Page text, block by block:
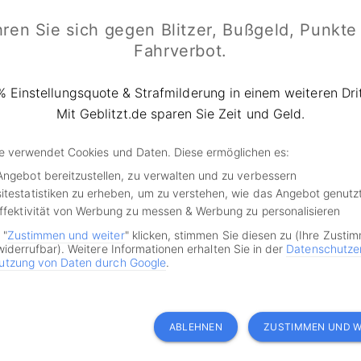
zu entlasten als Besserverdiener. Die Gruppe der
würde demnach 30 Prozent der CO2-Mehrkosten
Geringverdiener würden hingegen nur 10 bis 17 Prozent
Der Grund sieht die Studie in der Pendlerpauschale.
würde aufgrund des höheren Grenzsteuersatzes
Klaus Müller fort die Politik auf darauf zu reagieren.
Personennahverkehrs sowie ein
Studie im Auftrag des vzbv
Sie sich gegen Blitzer, Bußgeld, Punkte
Fahrverbot.
Einstellungsquote & Strafmilderung in einem weiteren
Mit Geblitzt.de sparen Sie Zeit und Geld.
verwendet Cookies und Daten. Diese ermöglichen es:
bereitzustellen, zu verwalten und zu verbessern
zu erheben, um zu verstehen, wie das Angebot
von Werbung zu messen & Werbung zu personalisieren
"Zustimmen und weiter" klicken, stimmen Sie diesen zu (Ihre
Weitere Informationen erhalten Sie in der
von Daten durch Google.
ABLEHNEN ZUSTIMMEN UND